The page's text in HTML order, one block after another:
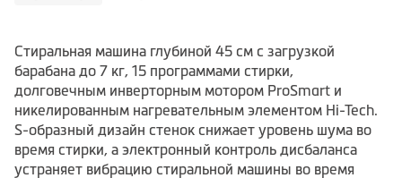
Стиральная машина глубиной 45 см с загрузкой
барабана до 7 кг, 15 программами стирки,
долговечным инверторным мотором ProSmart и
никелированным нагревательным элементом Hi-Tech.
S-образный дизайн стенок снижает уровень шума во
время стирки, а электронный контроль дисбаланса
устраняет вибрацию стиральной машины во время